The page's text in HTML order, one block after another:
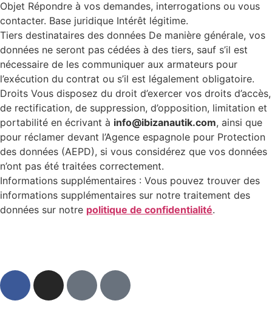
Objet Répondre à vos demandes, interrogations ou vous
contacter. Base juridique Intérêt légitime.
Tiers destinataires des données De manière générale, vos
données ne seront pas cédées à des tiers, sauf s’il est
nécessaire de les communiquer aux armateurs pour
l’exécution du contrat ou s’il est légalement obligatoire.
Droits Vous disposez du droit d’exercer vos droits d’accès,
de rectification, de suppression, d’opposition, limitation et
portabilité en écrivant à info@ibizanautik.com, ainsi que
pour réclamer devant l’Agence espagnole pour Protection
des données (AEPD), si vous considérez que vos données
n’ont pas été traitées correctement.
Informations supplémentaires : Vous pouvez trouver des
informations supplémentaires sur notre traitement des
données sur notre politique de confidentialité.